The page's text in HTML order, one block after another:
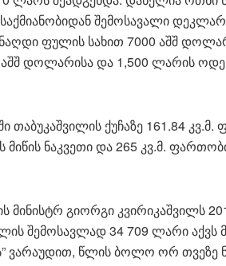
საქმიანობიდან შემოსავალი
ფულის სახით 7000 აშშ
დოლარისა და 1,500 ლარის
თაბუკაშვილის ქუჩაზე 161.84
ნაკვეთი და 265 კვ.მ.
მინისტრ გიორგი კვირიკაშვილს
შემოსავლად 34 709 ლარი აქვს
ვარაუდით, წლის ბოლო ორ თვეზე